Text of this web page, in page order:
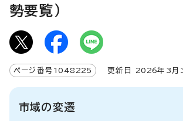
勢要覧）
ページ番号 1048225 更新日 2026年3月
市域の変遷